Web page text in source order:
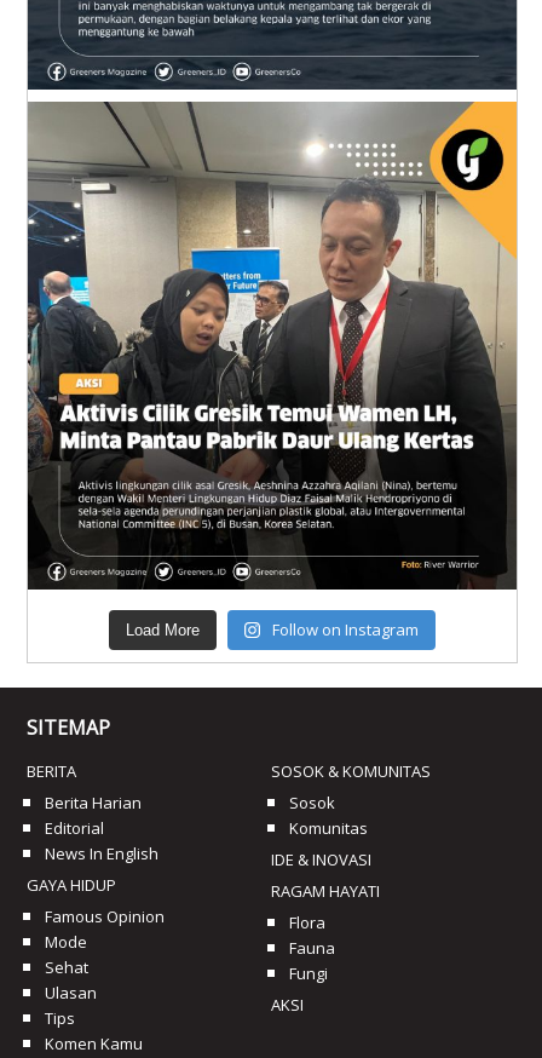
Load More Follow on Instagram
SITEMAP
BERITA
Berita Harian
Editorial
News In English
GAYA HIDUP
Famous Opinion
Mode
Sehat
Ulasan
Tips
Komen Kamu
SOSOK & KOMUNITAS
Sosok
Komunitas
IDE & INOVASI
RAGAM HAYATI
Flora
Fauna
Fungi
AKSI